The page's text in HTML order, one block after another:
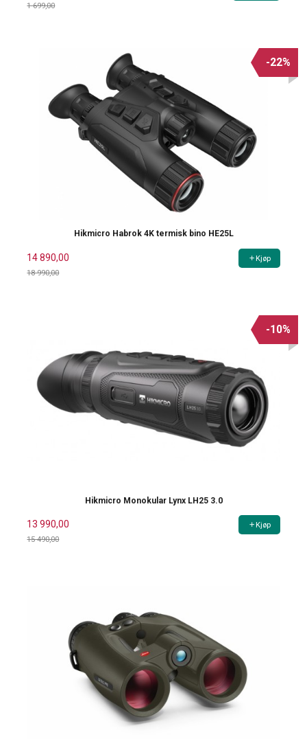
1 699,00
Hikmicro Habrok 4K termisk bino HE25L
14 890,00
18 990,00
-22%
Kjøp
Hikmicro Monokular Lynx LH25 3.0
13 990,00
15 490,00
-10%
Kjøp